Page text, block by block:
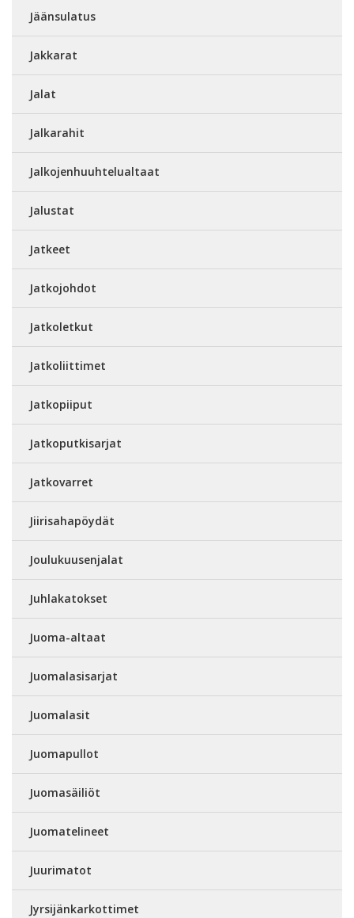
Jäänsulatus
Jakkarat
Jalat
Jalkarahit
Jalkojenhuuhtelualtaat
Jalustat
Jatkeet
Jatkojohdot
Jatkoletkut
Jatkoliittimet
Jatkopiiput
Jatkoputkisarjat
Jatkovarret
Jiirisahapöydät
Joulukuusenjalat
Juhlakatokset
Juoma-altaat
Juomalasisarjat
Juomalasit
Juomapullot
Juomasäiliöt
Juomatelineet
Juurimatot
Jyrsijänkarkottimet